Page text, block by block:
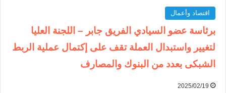
اقتصاد وأعمال
برئاسة عضو السيادي الفريق جابر – اللجنة العليا
لتغيير واستبدال العملة تقف على إكتمال عملية الربط
الشبكى بعدد من البنوك والمصارف
2025/02/19